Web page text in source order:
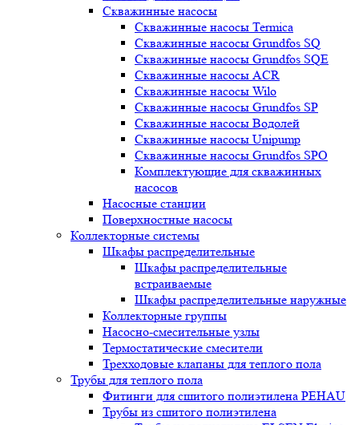
Скважинные насосы
Скважинные насосы Termica
Скважинные насосы Grundfos SQ
Скважинные насосы Grundfos SQE
Скважинные насосы ACR
Скважинные насосы Wilo
Скважинные насосы Grundfos SP
Скважинные насосы Водолей
Скважинные насосы Unipump
Скважинные насосы Grundfos SPO
Комплектующие для скважинных
насосов
Насосные станции
Поверхностные насосы
Коллекторные системы
Шкафы распределительные
Шкафы распределительные
встраиваемые
Шкафы распределительные наружные
Коллекторные группы
Насосно-смесительные узлы
Термостатические смесители
Трехходовые клапаны для теплого пола
Трубы для теплого пола
Фитинги для сшитого полиэтилена PEHAU
Трубы из сшитого полиэтилена